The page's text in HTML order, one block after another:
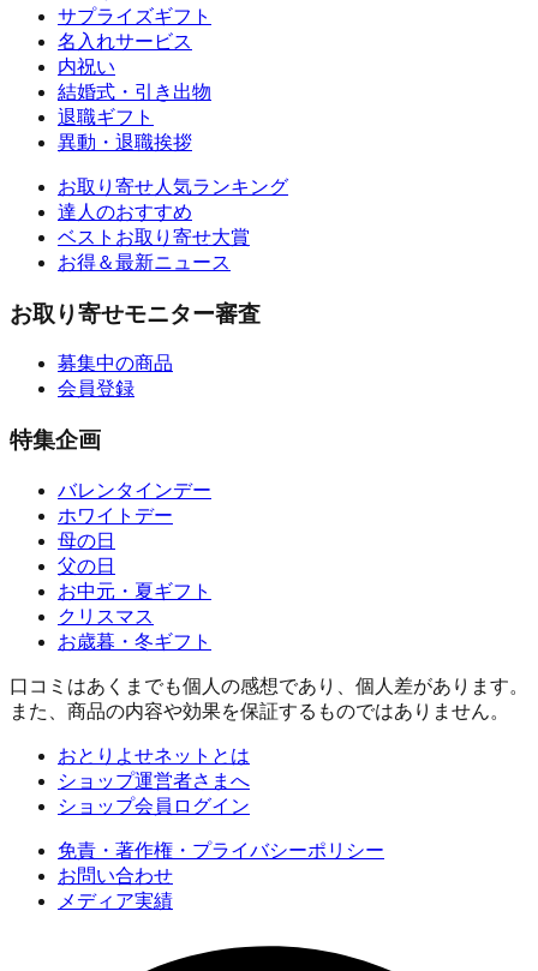
サプライズギフト
名入れサービス
内祝い
結婚式・引き出物
退職ギフト
異動・退職挨拶
お取り寄せ人気ランキング
達人のおすすめ
ベストお取り寄せ大賞
お得＆最新ニュース
お取り寄せモニター審査
募集中の商品
会員登録
特集企画
バレンタインデー
ホワイトデー
母の日
父の日
お中元・夏ギフト
クリスマス
お歳暮・冬ギフト
口コミはあくまでも個人の感想であり、個人差があります。
また、商品の内容や効果を保証するものではありません。
おとりよせネットとは
ショップ運営者さまへ
ショップ会員ログイン
免責・著作権・プライバシーポリシー
お問い合わせ
メディア実績